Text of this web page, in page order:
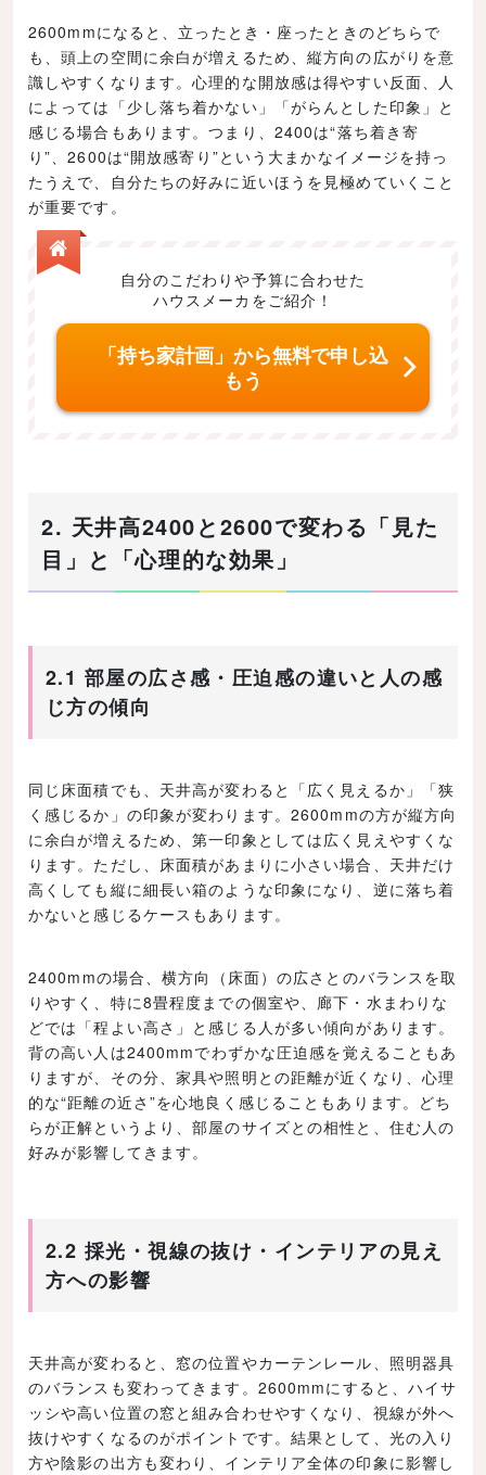
2600mmになると、立ったとき・座ったときのどちらで
も、頭上の空間に余白が増えるため、縦方向の広がりを意
識しやすくなります。心理的な開放感は得やすい反面、人
によっては「少し落ち着かない」「がらんとした印象」と
感じる場合もあります。つまり、2400は“落ち着き寄
り”、2600は“開放感寄り”という大まかなイメージを持っ
たうえで、自分たちの好みに近いほうを見極めていくこと
が重要です。
自分のこだわりや予算に合わせた
ハウスメーカをご紹介！
「持ち家計画」から無料で申し込
もう
2. 天井高2400と2600で変わる「見た
目」と「心理的な効果」
2.1 部屋の広さ感・圧迫感の違いと人の感
じ方の傾向
同じ床面積でも、天井高が変わると「広く見えるか」「狭
く感じるか」の印象が変わります。2600mmの方が縦方向
に余白が増えるため、第一印象としては広く見えやすくな
ります。ただし、床面積があまりに小さい場合、天井だけ
高くしても縦に細長い箱のような印象になり、逆に落ち着
かないと感じるケースもあります。
2400mmの場合、横方向（床面）の広さとのバランスを取
りやすく、特に8畳程度までの個室や、廊下・水まわりな
どでは「程よい高さ」と感じる人が多い傾向があります。
背の高い人は2400mmでわずかな圧迫感を覚えることもあ
りますが、その分、家具や照明との距離が近くなり、心理
的な“距離の近さ”を心地良く感じることもあります。どち
らが正解というより、部屋のサイズとの相性と、住む人の
好みが影響してきます。
2.2 採光・視線の抜け・インテリアの見え
方への影響
天井高が変わると、窓の位置やカーテンレール、照明器具
のバランスも変わってきます。2600mmにすると、ハイサ
ッシや高い位置の窓と組み合わせやすくなり、視線が外へ
抜けやすくなるのがポイントです。結果として、光の入り
方や陰影の出方も変わり、インテリア全体の印象に影響し